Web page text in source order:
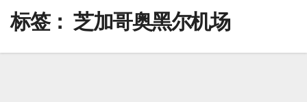
标签： 芝加哥奥黑尔机场